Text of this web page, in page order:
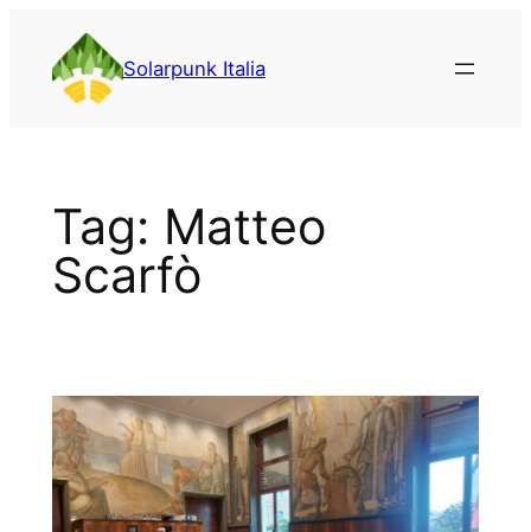
contenuto
Solarpunk Italia
Tag: Matteo
Scarfò